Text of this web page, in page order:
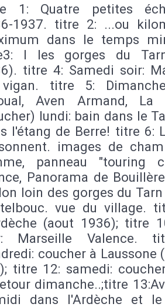
1: Quatre petites
1937. titre 2: ...ou
dans le temps
I les gorges du
titre 4: Samedi soir:
titre 5:
Aven Armand, La
lundi: bain dans le
l'étang de Berre! titre 6:
images de
panneau "touring
Panorama de
loin des gorges du
vue du village.
(aout 1936); titre
Marseille Valence.
coucher à Laussone
titre 12: samedi:
dimanche..;titre
dans l'Ardèche et